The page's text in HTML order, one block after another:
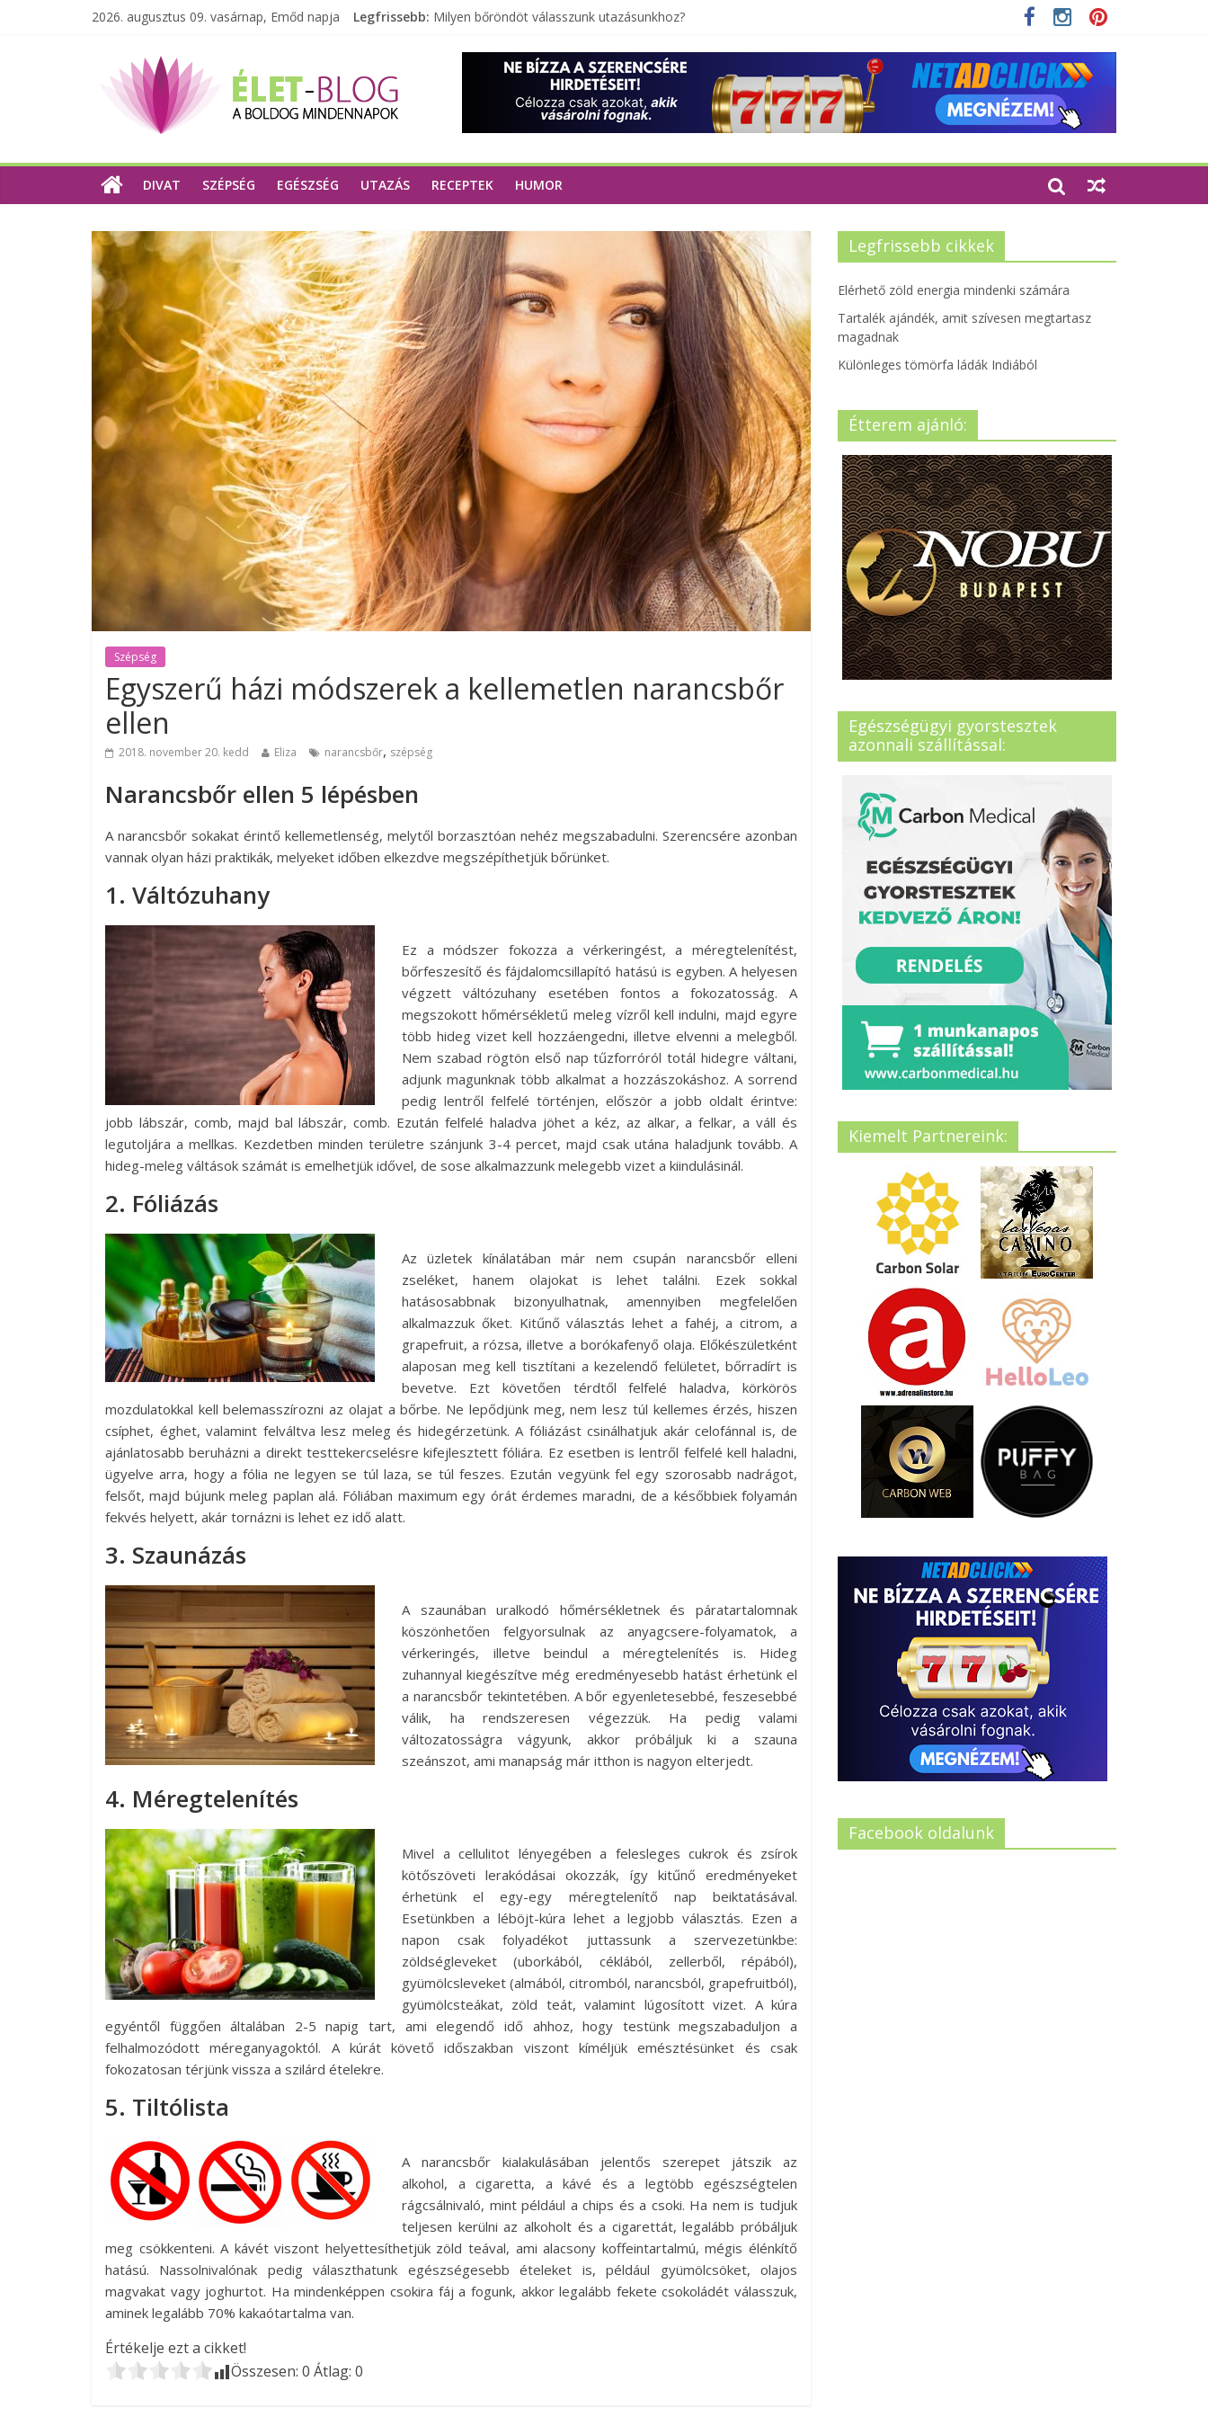
2026. augusztus 09. vasárnap, Emőd napja Legfrissebb: Milyen bőröndöt válasszunk utazásunkhoz?
Tartalék ajándék, amit szívesen megtartasz magadnak
Különleges tömörfa ládák Indiából
A zöld forradalom: A mosó- és parfümtermékek környezetbarát szempontjainak erősítése
DIVAT SZÉPSÉG EGÉSZSÉG UTAZÁS RECEPTEK HUMOR
Szépség
Egyszerű házi módszerek a kellemetlen narancsbőr
ellen
2018. november 20. kedd Eliza narancsbőr, szépség
Narancsbőr ellen 5 lépésben
A narancsbőr sokakat érintő kellemetlenség, melytől borzasztóan nehéz megszabadulni. Szerencsére azonban
vannak olyan házi praktikák, melyeket időben elkezdve megszépíthetjük bőrünket.
1. Váltózuhany
Ez a módszer fokozza a vérkeringést, a méregtelenítést,
bőrfeszesítő és fájdalomcsillapító hatású is egyben. A helyesen
végzett váltózuhany esetében fontos a fokozatosság. A
megszokott hőmérsékletű meleg vízről kell indulni, majd egyre
több hideg vizet kell hozzáengedni, illetve elvenni a melegből.
Nem szabad rögtön első nap tűzforróról totál hidegre váltani,
adjunk magunknak több alkalmat a hozzászokáshoz. A sorrend
pedig lentről felfelé történjen, először a jobb oldalt érintve:
jobb lábszár, comb, majd bal lábszár, comb. Ezután felfelé haladva jöhet a kéz, az alkar, a felkar, a váll és
legutoljára a mellkas. Kezdetben minden területre szánjunk 3-4 percet, majd csak utána haladjunk tovább. A
hideg-meleg váltások számát is emelhetjük idővel, de sose alkalmazzunk melegebb vizet a kiindulásinál.
2. Fóliázás
Az üzletek kínálatában már nem csupán narancsbőr elleni
zseléket, hanem olajokat is lehet találni. Ezek sokkal
hatásosabbnak bizonyulhatnak, amennyiben megfelelően
alkalmazzuk őket. Kitűnő választás lehet a fahéj, a citrom, a
grapefruit, a rózsa, illetve a borókafenyő olaja. Előkészületként
alaposan meg kell tisztítani a kezelendő felületet, bőrradírt is
bevetve. Ezt követően térdtől felfelé haladva, körkörös
mozdulatokkal kell belemasszírozni az olajat a bőrbe. Ne lepődjünk meg, nem lesz túl kellemes érzés, hiszen
csíphet, éghet, valamint felváltva lesz meleg és hidegérzetünk. A fóliázást csinálhatjuk akár celofánnal is, de
ajánlatosabb beruházni a direkt testtekercselésre kifejlesztett fóliára. Ez esetben is lentről felfelé kell haladni,
ügyelve arra, hogy a fólia ne legyen se túl laza, se túl feszes. Ezután vegyünk fel egy szorosabb nadrágot,
felsőt, majd bújunk meleg paplan alá. Fóliában maximum egy órát érdemes maradni, de a későbbiek folyamán
fekvés helyett, akár tornázni is lehet ez idő alatt.
3. Szaunázás
A szaunában uralkodó hőmérsékletnek és páratartalomnak
köszönhetően felgyorsulnak az anyagcsere-folyamatok, a
vérkeringés, illetve beindul a méregtelenítés is. Hideg
zuhannyal kiegészítve még eredményesebb hatást érhetünk el
a narancsbőr tekintetében. A bőr egyenletesebbé, feszesebbé
válik, ha rendszeresen végezzük. Ha pedig valami
változatosságra vágyunk, akkor próbáljuk ki a szauna
szeánszot, ami manapság már itthon is nagyon elterjedt.
4. Méregtelenítés
Mivel a cellulitot lényegében a felesleges cukrok és zsírok
kötőszöveti lerakódásai okozzák, így kitűnő eredményeket
érhetünk el egy-egy méregtelenítő nap beiktatásával.
Esetünkben a léböjt-kúra lehet a legjobb választás. Ezen a
napon csak folyadékot juttassunk a szervezetünkbe:
zöldségleveket (uborkából, céklából, zellerből, répából),
gyümölcsleveket (almából, citromból, narancsból, grapefruitból),
gyümölcsteákat, zöld teát, valamint lúgosított vizet. A kúra
egyéntől függően általában 2-5 napig tart, ami elegendő idő ahhoz, hogy testünk megszabaduljon a
felhalmozódott méreganyagoktól. A kúrát követő időszakban viszont kíméljük emésztésünket és csak
fokozatosan térjünk vissza a szilárd ételekre.
5. Tiltólista
A narancsbőr kialakulásában jelentős szerepet játszik az
alkohol, a cigaretta, a kávé és a legtöbb egészségtelen
rágcsálnivaló, mint például a chips és a csoki. Ha nem is tudjuk
teljesen kerülni az alkoholt és a cigarettát, legalább próbáljuk
meg csökkenteni. A kávét viszont helyettesíthetjük zöld teával, ami alacsony koffeintartalmú, mégis élénkítő
hatású. Nassolnivalónak pedig választhatunk egészségesebb ételeket is, például gyümölcsöket, olajos
magvakat vagy joghurtot. Ha mindenképpen csokira fáj a fogunk, akkor legalább fekete csokoládét válasszuk,
aminek legalább 70% kakaótartalma van.
Értékelje ezt a cikket!
Összesen: 0 Átlag: 0
Legfrissebb cikkek
Elérhető zöld energia mindenki számára
Tartalék ajándék, amit szívesen megtartasz
magadnak
Különleges tömörfa ládák Indiából
Étterem ajánló:
Egészségügyi gyorstesztek
azonnali szállítással:
Kiemelt Partnereink:
Facebook oldalunk